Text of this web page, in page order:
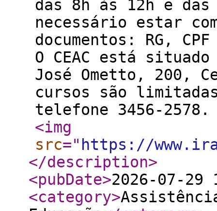
das 8h às 12h e
necessário estar
documentos: RG,
O CEAC está
José Ometto, 200,
cursos são
telefone 3456-2578.
<img
src=" https://
</description>
<pubDate>2026-07-29
<category>